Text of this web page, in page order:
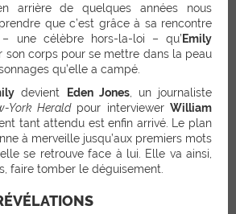
arrière de quelques années nous
que c’est grâce à sa rencontre
– une célèbre hors-la-loi – qu’ Emily
son corps pour se mettre dans la peau
qu’elle a campé.
devient Eden Jones, un journaliste
York Heraldpour interviewerWilliam
tant attendu est enfin arrivé. Le plan
à merveille jusqu’aux premiers mots
se retrouve face à lui. Elle va ainsi,
faire tomber le déguisement.